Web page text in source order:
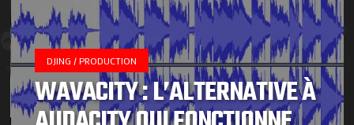
DJING / PRODUCTION
WAVACITY : L’ALTERNATIVE À